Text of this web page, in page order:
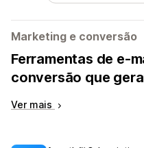
Marketing e conversão
Ferramentas de e-
conversão que
Ver mais